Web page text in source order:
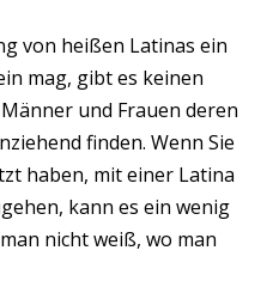
von heißen Latinas ein
mag, gibt es keinen
und Frauen deren
finden. Wenn Sie
haben, mit einer Latina
kann es ein wenig
nicht weiß, wo man